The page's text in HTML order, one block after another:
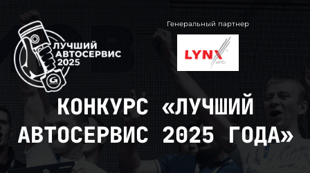
содержимому
Генеральный партнер
КОНКУРС «ЛУЧШИЙ
АВТОСЕРВИС 2025 ГОДА»